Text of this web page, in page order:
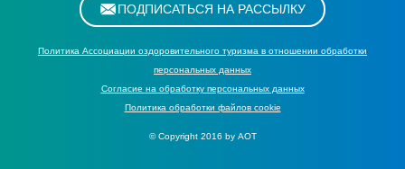
ПОДПИСАТЬСЯ НА РАССЫЛКУ
Политика Ассоциации оздоровительного туризма в отношении обработки
персональных данных
Cогласие на обработку персональных данных
Политика обработки файлов cookie
© Copyright 2016 by АОТ